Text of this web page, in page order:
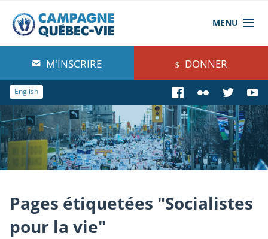
MENU
À propos de nous
Blog
Comprendre
Agir
Boutique
M'INSCRIRE DONNER
English
Pages étiquetées "Socialistes
pour la vie"